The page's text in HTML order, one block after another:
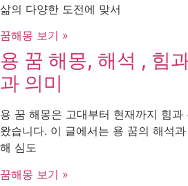
삶의 다양한 도전에 맞서
꿈해몽 보기 »
용 꿈 해몽, 해석 , 힘
과 의미
용 꿈 해몽은 고대부터 현재까지 힘과
왔습니다. 이 글에서는 용 꿈의 해석
해 심도
꿈해몽 보기 »